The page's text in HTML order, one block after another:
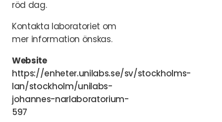
röd dag.
Kontakta laboratoriet om
mer information önskas.
Website
https://enheter.unilabs.se/sv/stockholms-
lan/stockholm/unilabs-
johannes-narlaboratorium-
597